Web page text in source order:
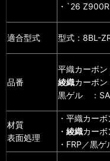
・`26
適合型式 型式：8BL-
品番
平織カーボ
綾織カーボ
黒ゲル ：
材質
表面処理
・平織カー
・ 綾織カー
・FRP／黒